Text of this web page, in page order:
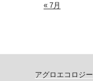
« 7月
アグロエコロジー